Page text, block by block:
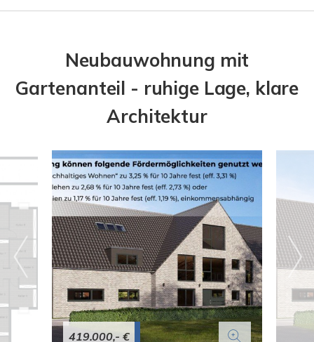
Neubauwohnung mit
Gartenanteil - ruhige Lage, klare
Architektur
419.000,- €